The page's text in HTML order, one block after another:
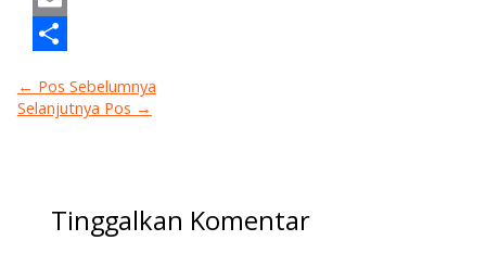
Email
← Pos Sebelumnya
Selanjutnya Pos →
Tinggalkan Komentar